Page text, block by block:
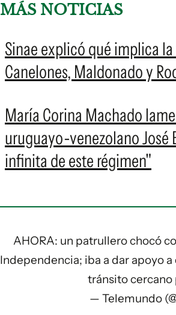
MÁS NOTICIAS
Sinae explicó qué implica
Canelones, Maldonado y
María Corina Machado
uruguayo-venezolano José
infinita de este régimen"
AHORA: un patrullero chocó
Independencia; iba a dar apoyo
tránsito cercano
— Telemundo